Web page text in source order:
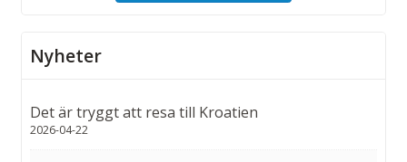
Nyheter
Det är tryggt att resa till Kroatien
2026-04-22